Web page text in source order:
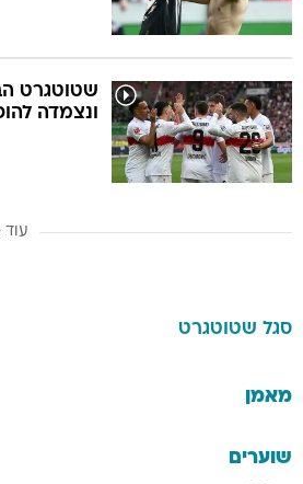
שטוטגרט
ונצמדה
סגל שטוטגרט
מאמן
שוערים